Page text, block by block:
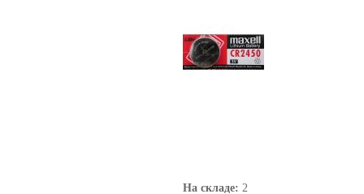
На складе: 2